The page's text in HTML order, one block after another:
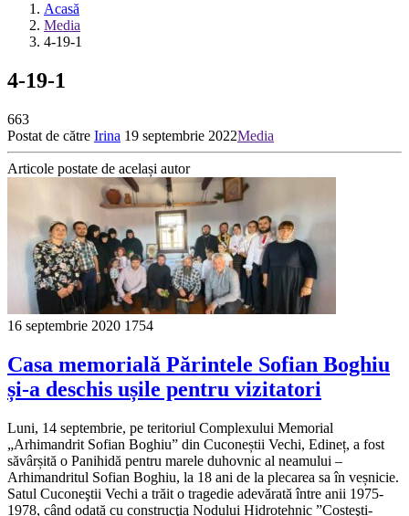
Acasă
Media
4-19-1
4-19-1
663
Postat de către Irina 19 septembrie 2022Media
Articole postate de același autor
16 septembrie 2020 1754
Casa memorială Părintele Sofian Boghiu
și-a deschis ușile pentru vizitatori
Luni, 14 septembrie, pe teritoriul Complexului Memorial
„Arhimandrit Sofian Boghiu” din Cuconeștii Vechi, Edineț, a fost
săvârșită o Panihidă pentru marele duhovnic al neamului –
Arhimandritul Sofian Boghiu, la 18 ani de la plecarea sa în veșnicie.
Satul Cuconeştii Vechi a trăit o tragedie adevărată între anii 1975-
1978, când odată cu construcţia Nodului Hidrotehnic ”Costeşti-